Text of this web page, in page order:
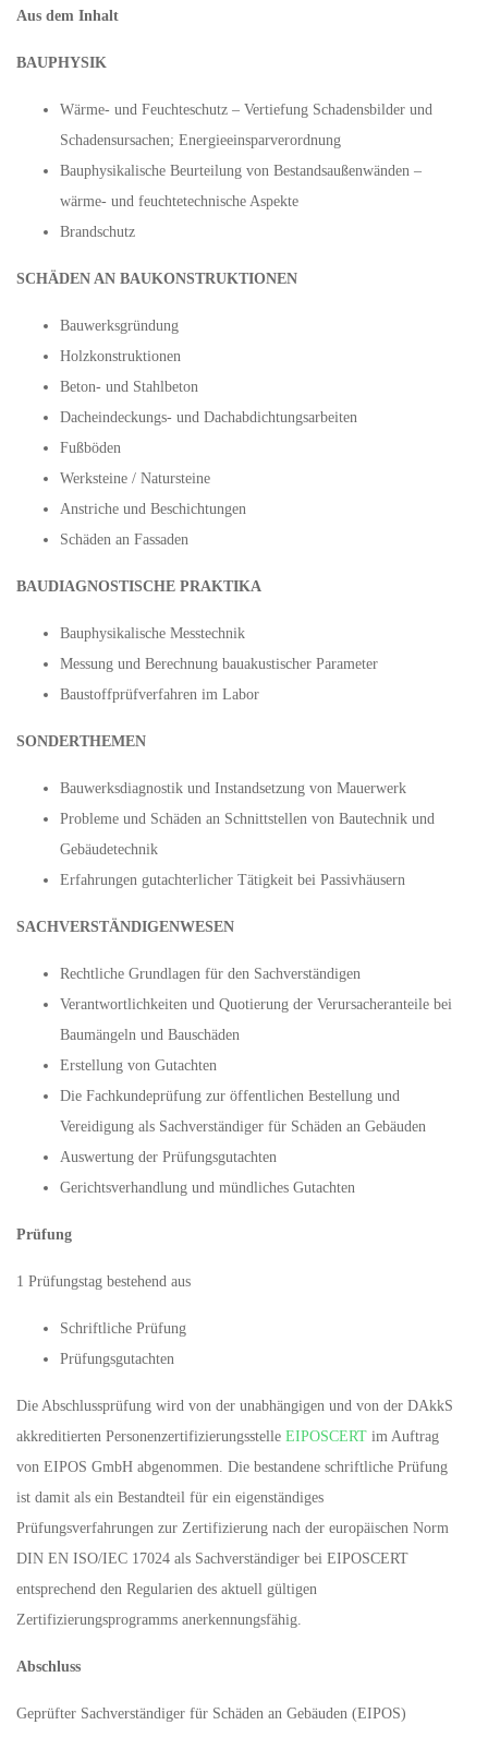
Aus dem Inhalt
BAUPHYSIK
Wärme- und Feuchteschutz – Vertiefung Schadensbilder und
Schadensursachen; Energieeinsparverordnung
Bauphysikalische Beurteilung von Bestandsaußenwänden –
wärme- und feuchtetechnische Aspekte
Brandschutz
SCHÄDEN AN BAUKONSTRUKTIONEN
Bauwerksgründung
Holzkonstruktionen
Beton- und Stahlbeton
Dacheindeckungs- und Dachabdichtungsarbeiten
Fußböden
Werksteine / Natursteine
Anstriche und Beschichtungen
Schäden an Fassaden
BAUDIAGNOSTISCHE PRAKTIKA
Bauphysikalische Messtechnik
Messung und Berechnung bauakustischer Parameter
Baustoffprüfverfahren im Labor
SONDERTHEMEN
Bauwerksdiagnostik und Instandsetzung von Mauerwerk
Probleme und Schäden an Schnittstellen von Bautechnik und
Gebäudetechnik
Erfahrungen gutachterlicher Tätigkeit bei Passivhäusern
SACHVERSTÄNDIGENWESEN
Rechtliche Grundlagen für den Sachverständigen
Verantwortlichkeiten und Quotierung der Verursacheranteile bei
Baumängeln und Bauschäden
Erstellung von Gutachten
Die Fachkundeprüfung zur öffentlichen Bestellung und
Vereidigung als Sachverständiger für Schäden an Gebäuden
Auswertung der Prüfungsgutachten
Gerichtsverhandlung und mündliches Gutachten
Prüfung
1 Prüfungstag bestehend aus
Schriftliche Prüfung
Prüfungsgutachten
Die Abschlussprüfung wird von der unabhängigen und von der DAkkS
akkreditierten Personenzertifizierungsstelle EIPOSCERT im Auftrag
von EIPOS GmbH abgenommen. Die bestandene schriftliche Prüfung
ist damit als ein Bestandteil für ein eigenständiges
Prüfungsverfahrungen zur Zertifizierung nach der europäischen Norm
DIN EN ISO/IEC 17024 als Sachverständiger bei EIPOSCERT
entsprechend den Regularien des aktuell gültigen
Zertifizierungsprogramms anerkennungsfähig.
Abschluss
Geprüfter Sachverständiger für Schäden an Gebäuden (EIPOS)